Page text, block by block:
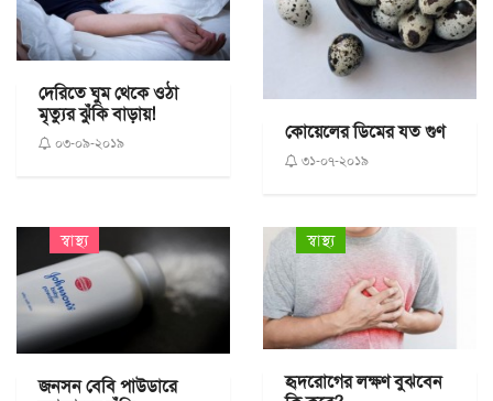
দেরিতে ঘুম থেকে ওঠা
মৃত্যুর ঝুঁকি বাড়ায়!
০৩-০৯-২০১৯ কোয়েলের ডিমের যত গুণ
৩১-০৭-২০১৯
স্বাস্থ্য
জনসন বেবি পাউডারে
স্বাস্থ্য
হৃদরোগের লক্ষণ বুঝবেন